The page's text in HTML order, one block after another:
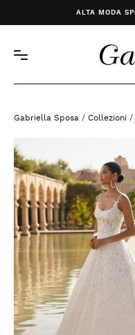
ALTA MODA
Gabriella Sposa / Collezioni /